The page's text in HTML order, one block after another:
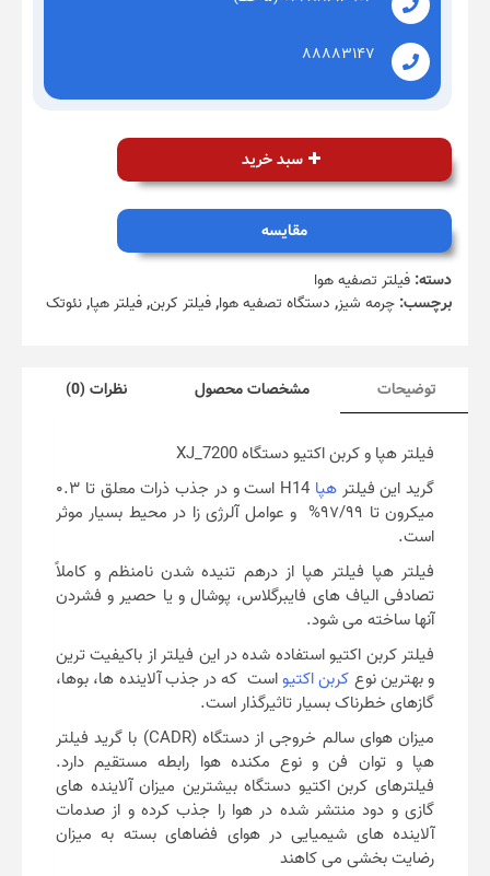
۸۸۸۸۳۱۴۷
سبد خرید
مقایسه
دسته: فیلتر تصفیه هوا
برچسب: چرمه شیز, دستگاه تصفیه هوا,فیلتر کربن,فیلتر هپا,نئوتک
توضیحات مشخصات محصول نظرات (0)
فیلتر هپا و کربن اکتیو دستگاه XJ_7200
گرید این فیلترهپا
H14 است و در جذب ذرات معلق تا ۰.۳
میکرون تا ۹۷/۹۹% و عوامل آلرژی زا در محیط بسیار موثر
است.
فیلتر هپا فیلتر هپا از درهم تنیده شدن نامنظم و کاملاً
تصادفی الیاف های فایبرگلاس، پوشال و یا حصیر و فشردن
آنها ساخته می شود.
فیلتر کربن اکتیو استفاده شده در این فیلتر از باکیفیت ترین
و بهترین نوع کربن اکتیواست که در جذب آلاینده ها، بوها،
گازهای خطرناک بسیار تاثیرگذار است.
میزان هوای سالم خروجی از دستگاه (CADR) با گرید فیلتر
هپا و توان فن و نوع مکنده هوا رابطه مستقیم دارد.
فیلترهای کربن اکتیو دستگاه بیشترین میزان آلاینده های
گازی و دود منتشر شده در هوا را جذب کرده و از صدمات
آلاینده های شیمیایی در هوای فضاهای بسته به میزان
رضایت بخشی می کاهند